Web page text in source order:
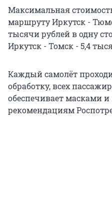
Максимальная
маршруту Иркутск -
тысячи рублей в одну
Иркутск - Томск - 5,4
Каждый самолёт
обработку, всех
обеспечивает масками
рекомендациям